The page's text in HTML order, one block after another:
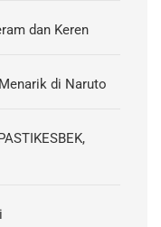
dan Keren
di Naruto